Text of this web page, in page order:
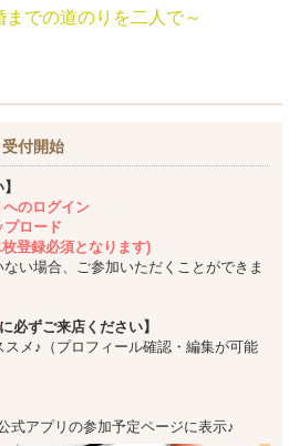
までの道のりを二人で～
付開始
のログイン
ロード
登録必須となります)
場合、ご参加いただくことができま
に必ずご来店ください】
メ♪（プロフィール確認・編集が可能
式アプリの参加予定ページに表示♪